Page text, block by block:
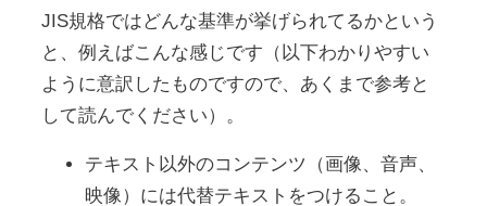
JIS規格ではどんな基準が挙げられてるかという
と、例えばこんな感じです（以下わかりやすい
ように意訳したものですので、あくまで参考と
して読んでください）。
テキスト以外のコンテンツ（画像、音声、
映像）には代替テキストをつけること。